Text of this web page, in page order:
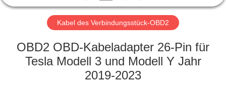
FABRIK-
AUSFLUG
QUALITÄTSKONTROLLE
Kabel des Verbindungsstück-OBD2
OBD2 OBD-Kabeladapter 26-Pin für
Tesla Modell 3 und Modell Y Jahr
2019-2023